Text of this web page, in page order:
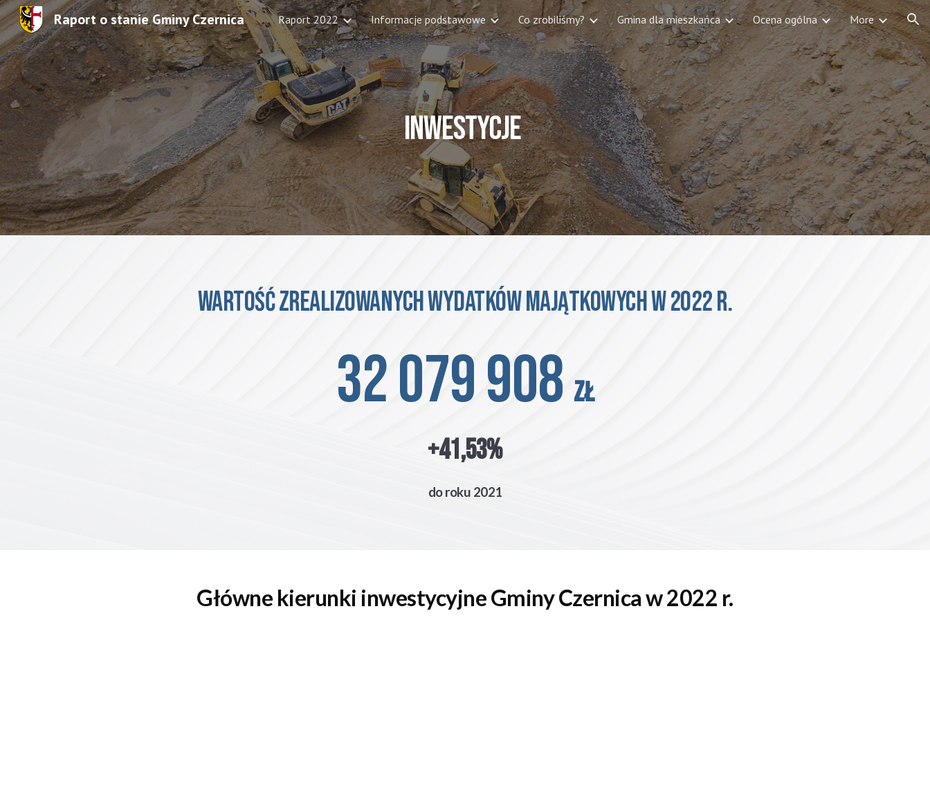
Skip to main content Skip to navigation
Raport o stanie Gminy Czernica Raport 2022 Informacje podstawowe Co zrobiliśmy? Gmina dla mieszkańca Ocena ogólna More
Inwestycje
Wartość zrealizowanych wydatków majątkowych w 2022 r.
32 079 908 zł
+41,53%
do roku 2021
Główne kierunki inwestycyjne Gminy Czernica w 2022 r.